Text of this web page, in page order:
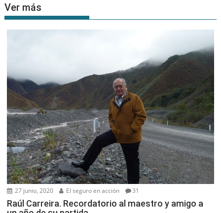
Ver más
27 junio, 2020 El seguro en acción 31
Raúl Carreira. Recordatorio al maestro y amigo a